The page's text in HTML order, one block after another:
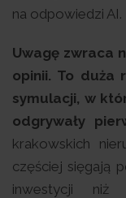
na odpowiedzi AI.
Uwagę zwraca
opinii. To duża
symulacji, w
odgrywały
krakowskich
częściej sięgają
inwestycji niż